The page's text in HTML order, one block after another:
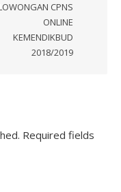
CPNS
ONLINE
KEMENDIKBUD
2018/2019
Required fields